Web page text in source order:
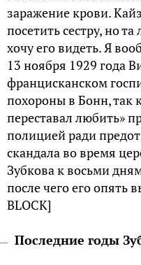
заражение крови.
посетить сестру, но
хочу его видеть. Я
13 ноября 1929 года
францисканском
похороны в Бонн, так
переставал любить»
полицией ради
скандала во время
Зубкова к восьми
после чего его опять
BLOCK]
Последние годы